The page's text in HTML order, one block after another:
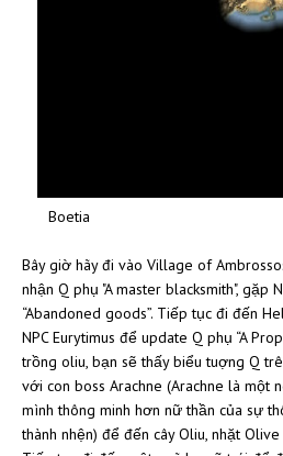
Boetia
Bây giờ hãy đi vào Village of
nhận Q phụ "A master blacksmith", gặp
“Abandoned goods”. Tiếp tục đi đến
NPC Eurytimus để update Q phụ “A
trồng oliu, bạn sẽ thấy biểu tuợng Q
với con boss Arachne (Arachne là một
mình thông minh hơn nữ thần của sự
thành nhện) để đến cây Oliu, nhặt